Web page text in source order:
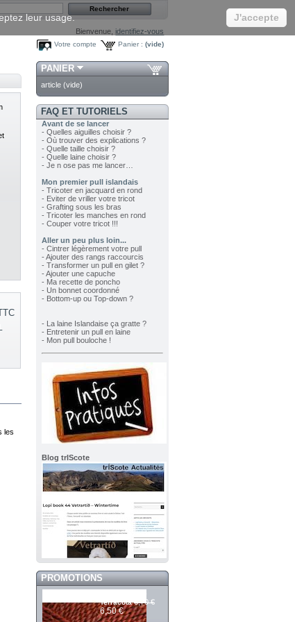
Bienvenue, identifiez-vous
Panier : (vide)
Votre compte
les
PANIER
article (vide)
FAQ ET TUTORIELS
Avant de se lancer
- Quelles aiguilles choisir ?
- Où trouver des explications ?
- Quelle taille choisir ?
- Quelle laine choisir ?
- Je n ose pas me lancer…
Mon premier pull islandais
- Tricoter en jacquard en rond
- Eviter de vriller votre tricot
- Grafting sous les bras
- Tricoter les manches en rond
- Couper votre tricot !!!
Aller un peu plus loin...
- Cintrer légèrement votre pull
- Ajouter des rangs raccourcis
- Transformer un pull en gilet ?
- Ajouter une capuche
- Ma recette de poncho
- Un bonnet coordonné
- Bottom-up ou Top-down ?
- La laine Islandaise ça gratte ?
- Entretenir un pull en laine
- Mon pull bouloche !
Blog trIScote
PROMOTIONS
Terracota 6,70 €
6,50 €
leur usage. J'accepte